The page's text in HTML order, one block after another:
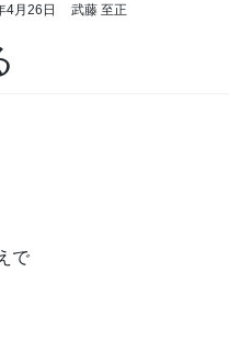
4月26日 武藤 至正
で